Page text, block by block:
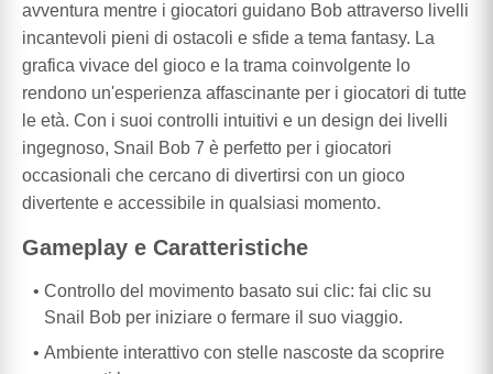
avventura mentre i giocatori guidano Bob attraverso livelli
incantevoli pieni di ostacoli e sfide a tema fantasy. La
grafica vivace del gioco e la trama coinvolgente lo
rendono un'esperienza affascinante per i giocatori di tutte
le età. Con i suoi controlli intuitivi e un design dei livelli
ingegnoso, Snail Bob 7 è perfetto per i giocatori
occasionali che cercano di divertirsi con un gioco
divertente e accessibile in qualsiasi momento.
Gameplay e Caratteristiche
Controllo del movimento basato sui clic: fai clic su
Snail Bob per iniziare o fermare il suo viaggio.
Ambiente interattivo con stelle nascoste da scoprire